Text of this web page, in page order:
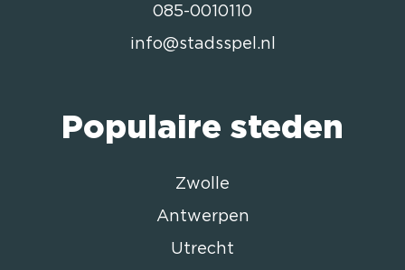
085-0010110
info@stadsspel.nl
Populaire steden
Zwolle
Antwerpen
Utrecht